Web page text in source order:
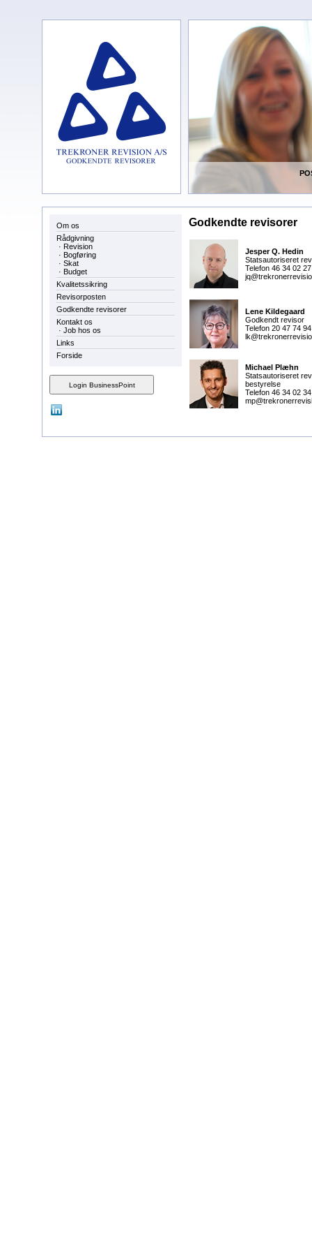
Om os
Rådgivning
· Revision
· Bogføring
· Skat
· Budget
Kvalitetssikring
Revisorposten
Godkendte revisorer
Kontakt os
· Job hos os
Links
Forside
Godkendte revisorer
Jesper Q. Hedin
Statsautoriseret
Telefon 46 34 02 27
Lene Kildegaard
Godkendt revisor
Telefon 20 47 74 94
Michael Plæhn
Statsautoriseret
bestyrelse
Telefon 46 34 02 34